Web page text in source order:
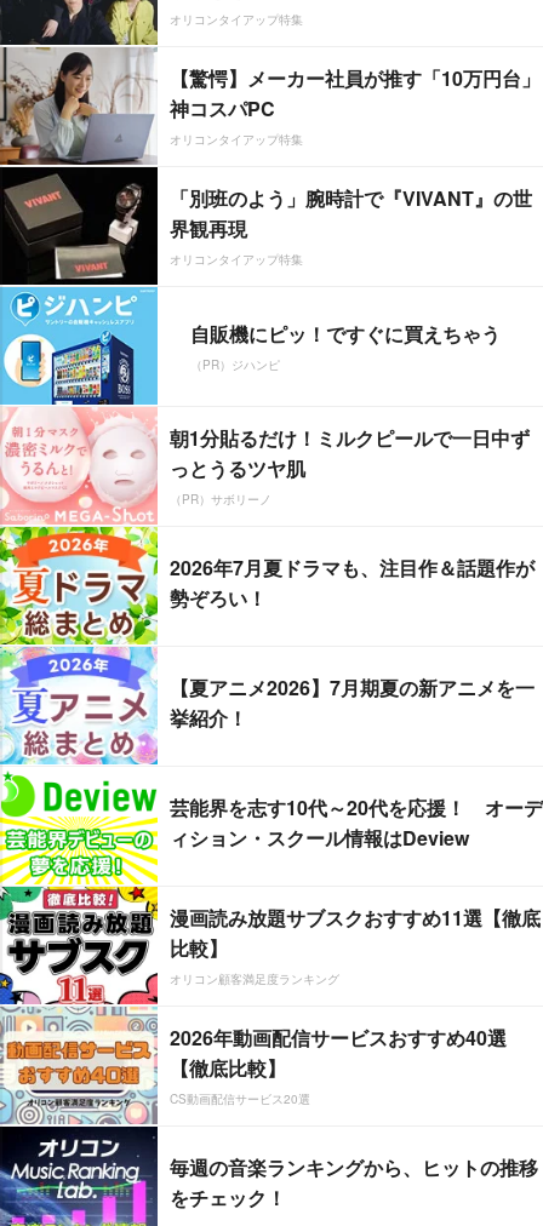
オリコンタイアップ特集
【驚愕】メーカー社員が推す「10万円台」
神コスパPC
オリコンタイアップ特集
「別班のよう」腕時計で『VIVANT』の世
界観再現
オリコンタイアップ特集
自販機にピッ！ですぐに買えちゃう
（PR）ジハンピ
朝1分貼るだけ！ミルクピールで一日中ず
っとうるツヤ肌
（PR）サボリーノ
2026年7月夏ドラマも、注目作＆話題作が
勢ぞろい！
【夏アニメ2026】7月期夏の新アニメを一
挙紹介！
芸能界を志す10代～20代を応援！ オーデ
ィション・スクール情報はDeview
漫画読み放題サブスクおすすめ11選【徹底
比較】
オリコン顧客満足度ランキング
2026年動画配信サービスおすすめ40選
【徹底比較】
CS動画配信サービス20選
毎週の音楽ランキングから、ヒットの推移
をチェック！